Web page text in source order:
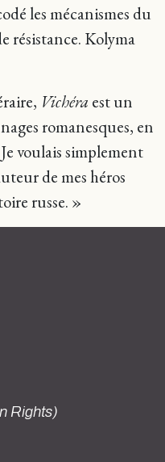
les mécanismes du
résistance. Kolyma
Vichéra est un
romanesques, en
voulais simplement
de mes héros
russe. »
Rights)